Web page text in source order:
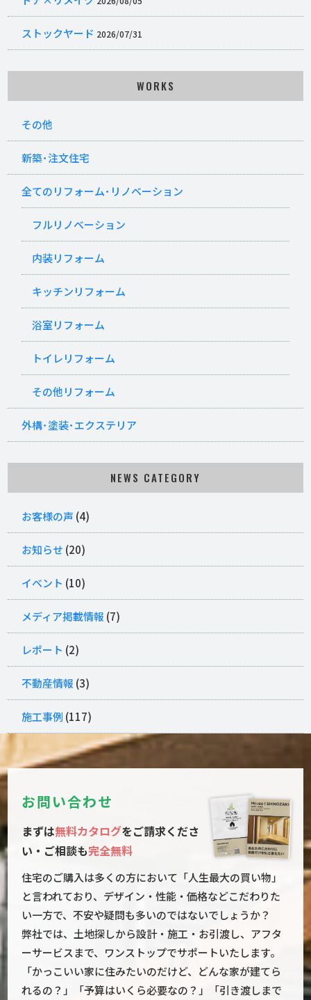
ストックヤード 2026/07/31
WORKS
その他
新築･注文住宅
全てのリフォーム･リノベーション
フルリノベーション
内装リフォーム
キッチンリフォーム
浴室リフォーム
トイレリフォーム
その他リフォーム
外構･塗装･エクステリア
NEWS CATEGORY
お客様の声 (4)
お知らせ (20)
イベント (10)
メディア掲載情報 (7)
レポート (2)
不動産情報 (3)
施工事例 (117)
お問い合わせ
まずは無料カタログをご請求くださ
い・ご相談も完全無料
住宅のご購入は多くの方において「人生最大の買い物」
と言われており、デザイン・性能・価格などこだわりた
い一方で、不安や疑問も多いのではないでしょうか？
弊社では、土地探しから設計・施工・お引渡し、アフタ
ーサービスまで、ワンストップでサポートいたします。
「かっこいい家に住みたいのだけど、どんな家が建てら
れるの？」「予算はいくら必要なの？」「引き渡しまで